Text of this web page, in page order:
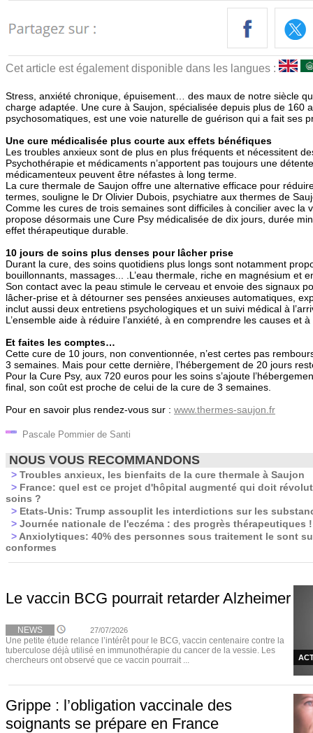
Cet article est également disponible dans les langues :
Stress, anxiété chronique, épuisement… des maux de notre siècle
charge adaptée. Une cure à Saujon, spécialisée depuis plus de 160
psychosomatiques, est une voie naturelle de guérison qui a fait ses
Une cure médicalisée plus courte aux effets bénéfiques
Les troubles anxieux sont de plus en plus fréquents et nécessitent
Psychothérapie et médicaments n’apportent pas toujours une
médicamenteux peuvent être néfastes à long terme.
La cure thermale de Saujon offre une alternative efficace pour
termes, souligne le Dr Olivier Dubois, psychiatre aux thermes de
Comme les cures de trois semaines sont difficiles à concilier avec la
propose désormais une Cure Psy médicalisée de dix jours, durée
effet thérapeutique durable.
10 jours de soins plus denses pour lâcher prise
Durant la cure, des soins quotidiens plus longs sont notamment
bouillonnants, massages... .L’eau thermale, riche en magnésium et
Son contact avec la peau stimule le cerveau et envoie des signaux
lâcher‑prise et à détourner ses pensées anxieuses automatiques,
inclut aussi deux entretiens psychologiques et un suivi médical à
L’ensemble aide à réduire l’anxiété, à en comprendre les causes et
Et faites les comptes…
Cette cure de 10 jours, non conventionnée, n’est certes pas
3 semaines. Mais pour cette dernière, l’hébergement de 20 jours
Pour la Cure Psy, aux 720 euros pour les soins s’ajoute
final, son coût est proche de celui de la cure de 3 semaines.
Pour en savoir plus rendez-vous sur : www.thermes-saujon.fr
Pascale Pommier de Santi
NOUS VOUS RECOMMANDONS
> Troubles anxieux, les bienfaits de la cure thermale à Saujon
> France: quel est ce projet d'hôpital augmenté qui doit
soins ?
> Etats-Unis: Trump assouplit les interdictions sur les
> Journée nationale de l'eczéma : des progrès thérapeutiques !
> Anxiolytiques: 40% des personnes sous traitement le sont
conformes
Le vaccin BCG pourrait retarder Alzheimer
NEWS 27/07/2026
Une petite étude relance l’intérêt pour le BCG, vaccin centenaire contre la
tuberculose déjà utilisé en immunothérapie du cancer de la vessie. Les
chercheurs ont observé que ce vaccin pourrait ...
Grippe : l’obligation vaccinale des
soignants se prépare en France